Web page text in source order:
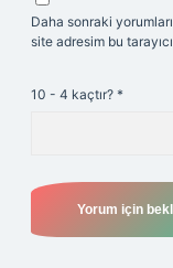
Daha sonraki
site adresim bu
10 - 4 kaçtır? *